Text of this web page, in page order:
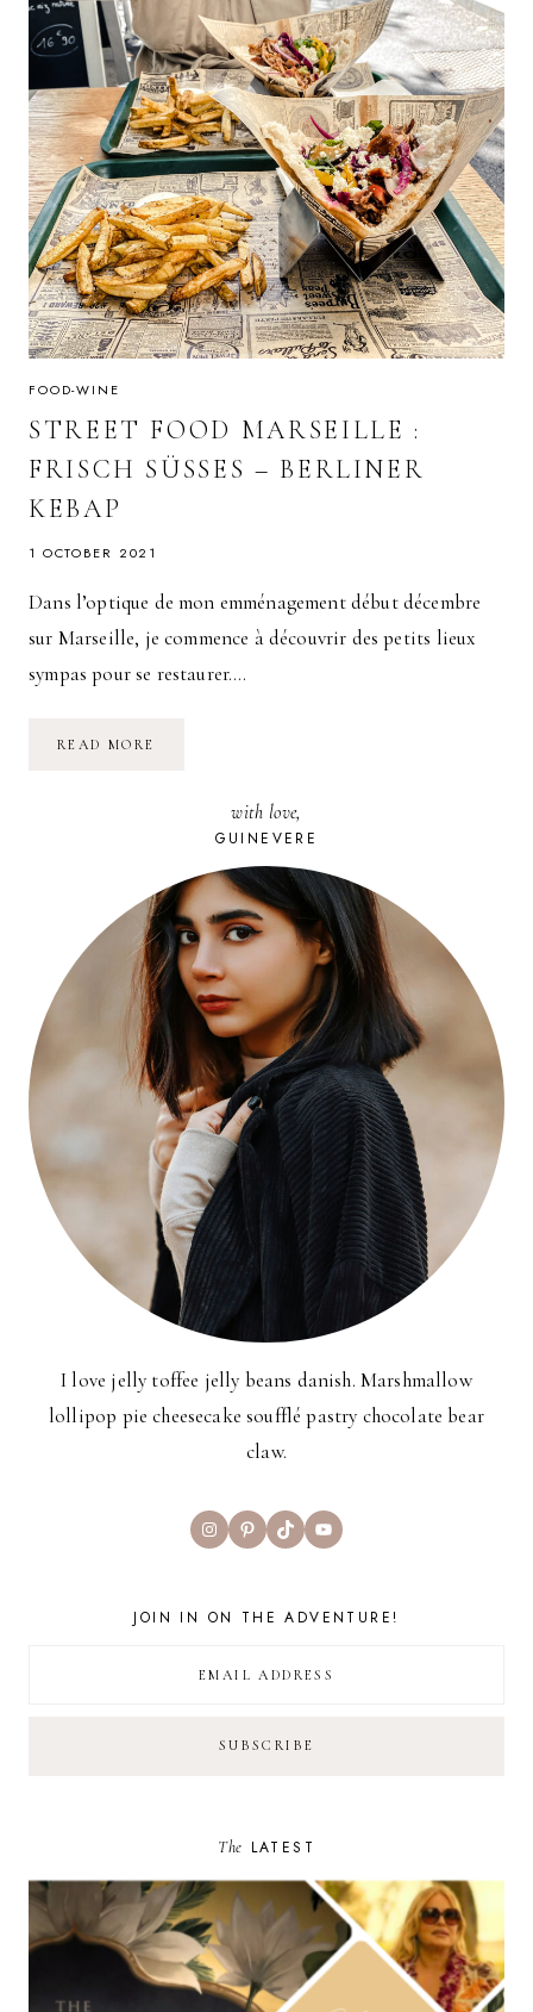
FOOD-WINE
STREET FOOD MARSEILLE :
FRISCH SÜSSES – BERLINER K
EBAP
1 OCTOBER 2021
Dans l’optique de mon emménagement début décembre
sur Marseille, je commence à découvrir des petits lieux
sympas pour se restaurer….
READ MORE
EBAP
with love,
GUINEVERE
I love jelly toffee jelly beans danish. Marshmallow
lollipop pie cheesecake soufflé pastry chocolate bear
claw.
InstagramPinterest
TikTokYouTube
JOIN IN ON THE ADVENTURE!
The LATEST